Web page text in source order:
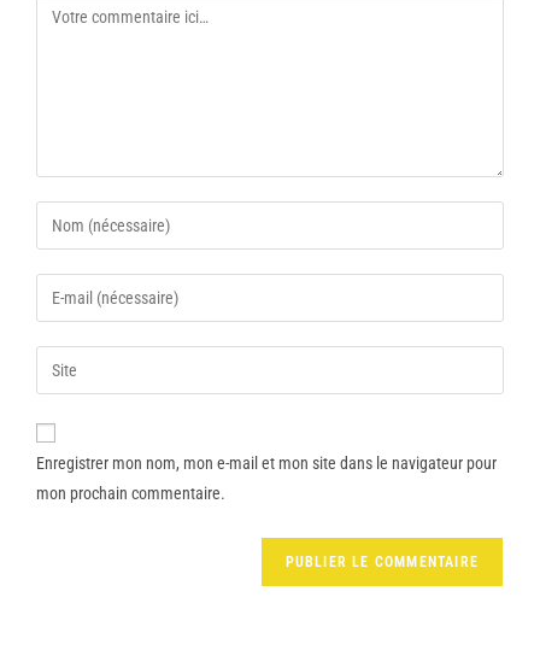
Enregistrer mon nom, mon e-mail et mon site dans le navigateur pour
mon prochain commentaire.